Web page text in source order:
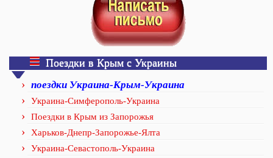
Поездки в Крым с Украины
поездки Украина-Крым-Украина
Украина-Симферополь-Украина
Поездки в Крым из Запорожья
Харьков-Днепр-Запорожье-Ялта
Украина-Севастополь-Украина